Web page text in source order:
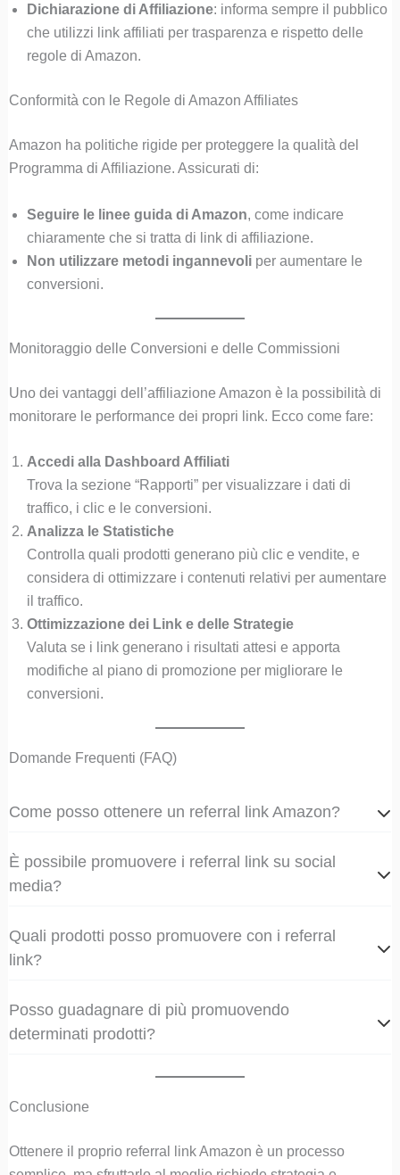
Dichiarazione di Affiliazione: informa sempre il pubblico
che utilizzi link affiliati per trasparenza e rispetto delle
regole di Amazon.
Conformità con le Regole di Amazon Affiliates
Amazon ha politiche rigide per proteggere la qualità del
Programma di Affiliazione. Assicurati di:
Seguire le linee guida di Amazon, come indicare
chiaramente che si tratta di link di affiliazione.
Non utilizzare metodi ingannevoliper aumentare le
conversioni.
Monitoraggio delle Conversioni e delle Commissioni
Uno dei vantaggi dell’affiliazione Amazon è la possibilità di
monitorare le performance dei propri link. Ecco come fare:
Accedi alla Dashboard Affiliati
Trova la sezione “Rapporti” per visualizzare i dati di
traffico, i clic e le conversioni.
Analizza le Statistiche
Controlla quali prodotti generano più clic e vendite, e
considera di ottimizzare i contenuti relativi per aumentare
il traffico.
Ottimizzazione dei Link e delle Strategie
Valuta se i link generano i risultati attesi e apporta
modifiche al piano di promozione per migliorare le
conversioni.
Domande Frequenti (FAQ)
Come posso ottenere un referral link Amazon?
È possibile promuovere i referral link su social
media?
Quali prodotti posso promuovere con i referral
link?
Posso guadagnare di più promuovendo
determinati prodotti?
Conclusione
Ottenere il proprio referral link Amazon è un processo